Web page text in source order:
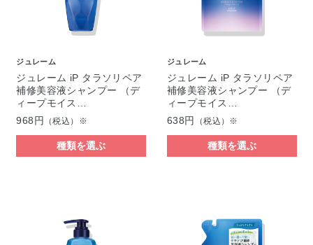
ジュレーム
ジュレーム iP タラソリペア
補修美容液シャンプー （デ
ィープモイス…
968円
（税込）※
種類を選ぶ
ジュレーム
ジュレーム iP タラソリペア
補修美容液シャンプー （デ
ィープモイス…
638円
（税込）※
種類を選ぶ